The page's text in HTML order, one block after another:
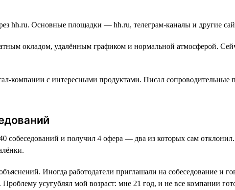
hh.ru. Основные площадки — hh.ru, телеграм-каналы и другие
окладом, удалённым графиком и нормальной атмосферой.
компании с интересными продуктами. Писал сопроводительные
собеседований и получил 4 офера — два из которых сам
Иногда работодатели приглашали на собеседование и
усугублял мой возраст: мне 21 год, и не все компании